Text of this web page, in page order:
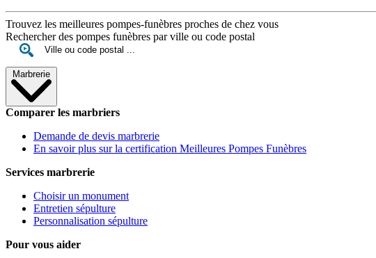
Trouvez les meilleures pompes-funèbres proches de chez vous
Rechercher des pompes funèbres par ville ou code postal
Marbrerie
Comparer les marbriers
Demande de devis marbrerie
En savoir plus sur la certification Meilleures Pompes Funèbres
Services marbrerie
Choisir un monument
Entretien sépulture
Personnalisation sépulture
Pour vous aider